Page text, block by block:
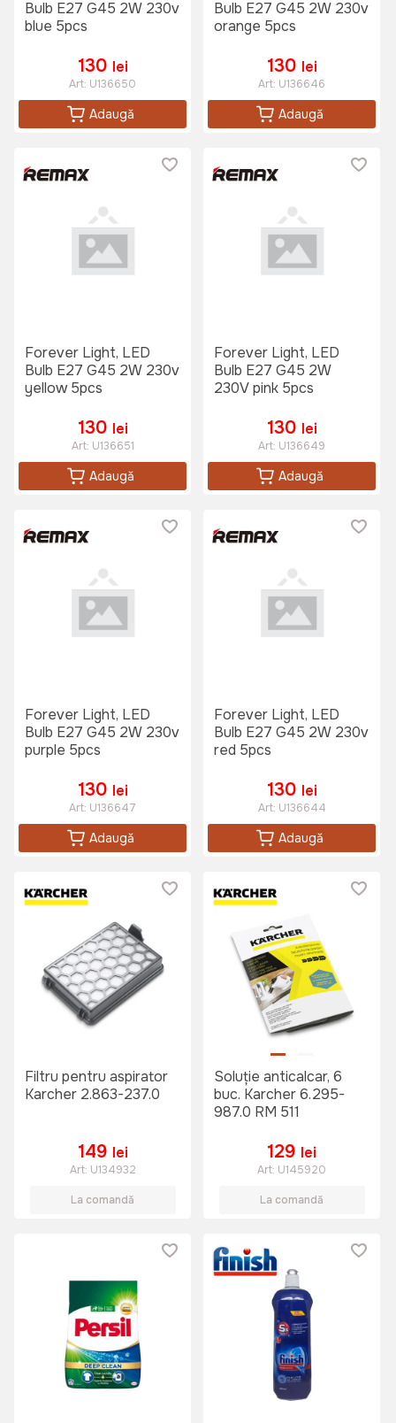
Bulb E27 G45 2W 230v
blue 5pcs
130 lei
Art: U136650
Adaugă
Bulb E27 G45 2W 230v
orange 5pcs
130 lei
Art: U136646
Adaugă
Forever Light, LED
Bulb E27 G45 2W 230v
yellow 5pcs
130 lei
Art: U136651
Adaugă
Forever Light, LED
Bulb E27 G45 2W
230V pink 5pcs
130 lei
Art: U136649
Adaugă
Forever Light, LED
Bulb E27 G45 2W 230v
purple 5pcs
130 lei
Art: U136647
Adaugă
Forever Light, LED
Bulb E27 G45 2W 230v
red 5pcs
130 lei
Art: U136644
Adaugă
Filtru pentru aspirator
Karcher 2.863-237.0
149 lei
Art: U134932
La comandă
Soluție anticalcar, 6
buc. Karcher 6.295-
987.0 RM 511
129 lei
Art: U145920
La comandă